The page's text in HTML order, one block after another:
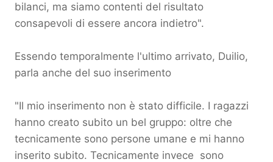
bilanci, ma siamo contenti del risultato
consapevoli di essere ancora indietro".
Essendo temporalmente l'ultimo arrivato, Duilio,
parla anche del suo inserimento
"Il mio inserimento non è stato difficile. I ragazzi
hanno creato subito un bel gruppo: oltre che
tecnicamente sono persone umane e mi hanno
inserito subito. Tecnicamente invece sono